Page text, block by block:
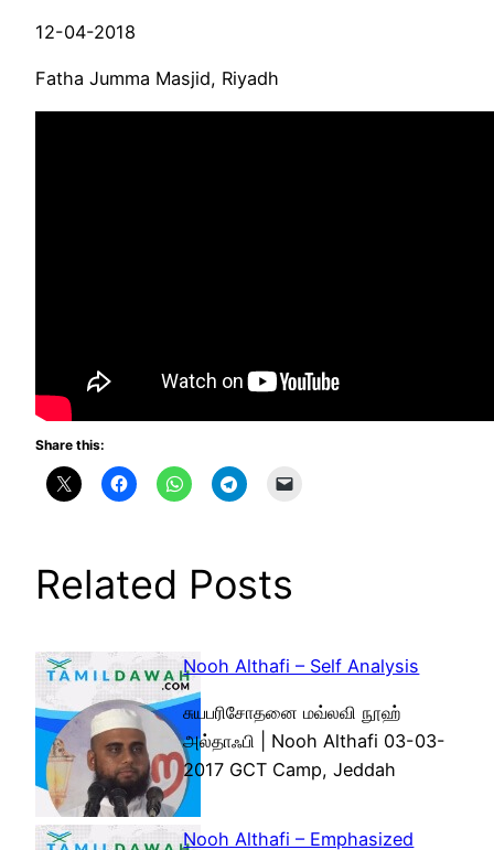
12-04-2018
Fatha Jumma Masjid, Riyadh
Share this:
Related Posts
Nooh Althafi – Self Analysis
சுயபரிசோதனை மவ்லவி நூஹ்
அல்தாஃபி | Nooh Althafi 03-03-
2017 GCT Camp, Jeddah
Nooh Althafi – Emphasized